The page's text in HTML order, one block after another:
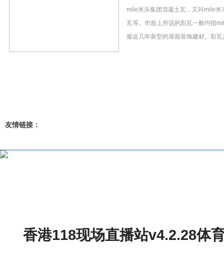
mile米乐集团混凝土瓦，又叫mile米
瓦等。市面上所说的彩瓦一般均指
最近几年新型的屋面装饰建材。彩
友情链接：
香港118现场直播站v4.2.28体